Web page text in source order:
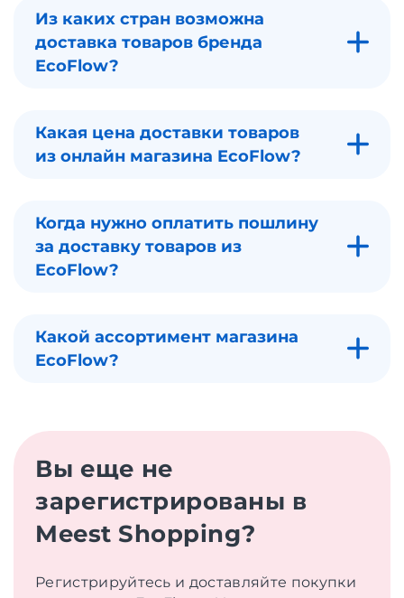
Из каких стран возможна
доставка товаров бренда
EcoFlow?
Какая цена доставки товаров
из онлайн магазина EcoFlow?
Когда нужно оплатить пошлину
за доставку товаров из
EcoFlow?
Какой ассортимент магазина
EcoFlow?
Вы еще не
зарегистрированы в
Meest Shopping?
Регистрируйтесь и доставляйте покупки